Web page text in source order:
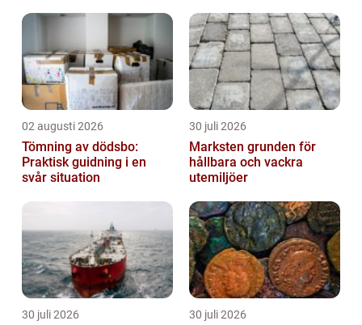
naturen. Den här artikeln kommer att ge en
02 augusti 2026
Tömning av dödsbo:
Praktisk guidning i en
svår situation
30 juli 2026
Marksten grunden för
hållbara och vackra
utemiljöer
30 juli 2026 30 juli 2026